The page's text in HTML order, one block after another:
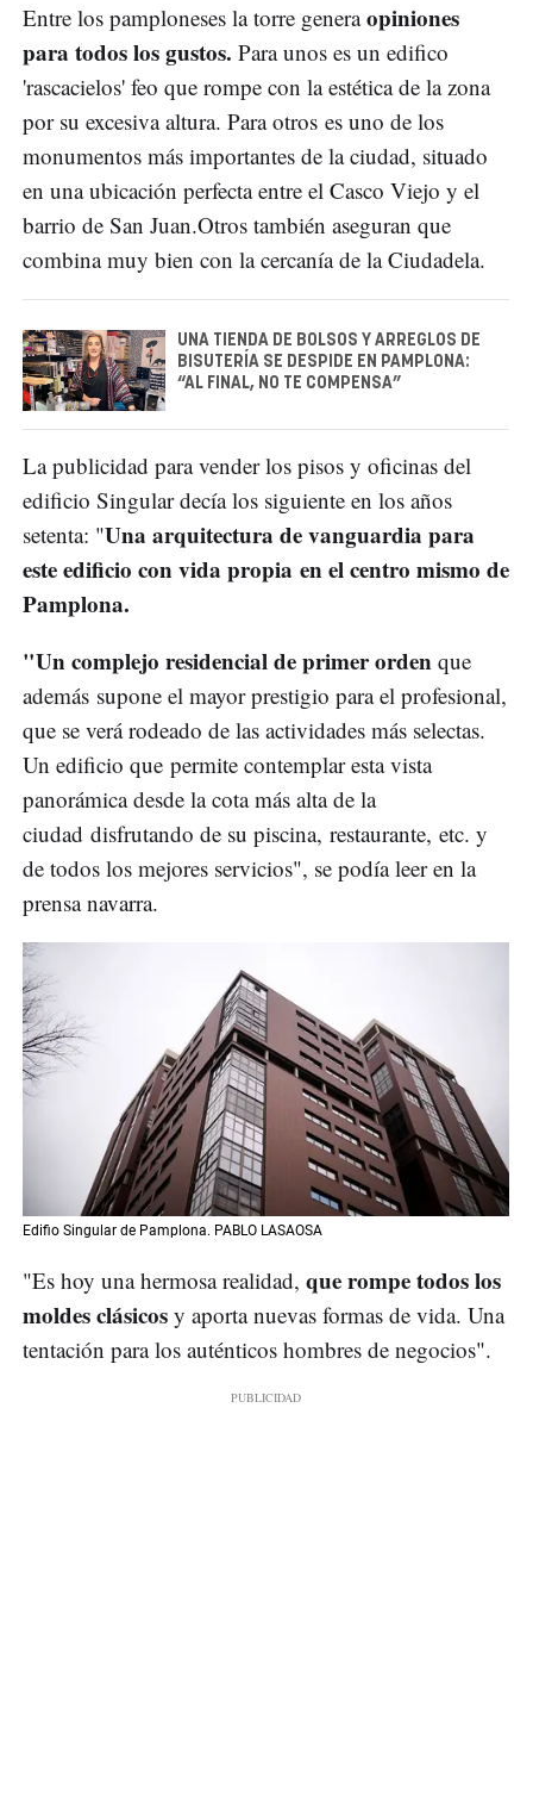
Entre los pamploneses la torre generaopiniones
para todos los gustos. Para unos es un edifico
'rascacielos' feo que rompe con la estética de la zona
por su excesiva altura. Para otros es uno de los
monumentos más importantes de la ciudad, situado
en una ubicación perfecta entre el Casco Viejo y el
barrio de San Juan.Otros también aseguran que
combina muy bien con la cercanía de la Ciudadela.
UNA TIENDA DE BOLSOS Y ARREGLOS DE
BISUTERÍA SE DESPIDE EN PAMPLONA:
“AL FINAL, NO TE COMPENSA”
La publicidad para vender los pisos y oficinas del
edificio Singular decía los siguiente en los años
setenta: "Una arquitectura de vanguardia para
este edificio con vida propia en el centro mismo de
Pamplona.
"Un complejo residencial de primer orden que
además supone el mayor prestigio para el profesional,
que se verá rodeado de las actividades más selectas.
Un edificio que permite contemplar esta vista
panorámica desde la cota más alta de la
ciudad disfrutando de su piscina, restaurante, etc. y
de todos los mejores servicios", se podía leer en la
prensa navarra.
Edifio Singular de Pamplona. PABLO LASAOSA
"Es hoy una hermosa realidad, que rompe todos los
moldes clásicos y aporta nuevas formas de vida. Una
tentación para los auténticos hombres de negocios".